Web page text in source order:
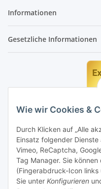
Wie wir Cookies &
Durch Klicken auf „Alle
Einsatz folgender Dienste
Vimeo, ReCaptcha,
Tag Manager. Sie
(Fingerabdruck-Icon links
Sie unter Konfigurieren
Informationen
Gesetzliche Informationen